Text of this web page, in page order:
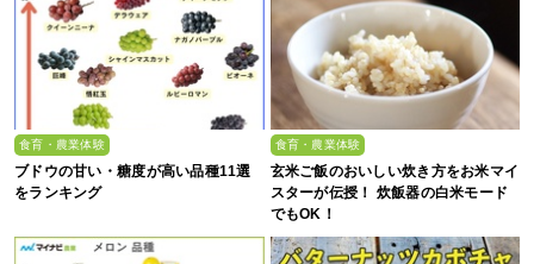
食育・農業体験
ブドウの甘い・糖度が高い品種11選
をランキング
食育・農業体験
玄米ご飯のおいしい炊き方をお米マイ
スターが伝授！ 炊飯器の白米モード
でもOK！